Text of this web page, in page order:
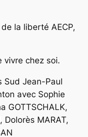
la liberté AECP,
vivre chez soi.
Sud Jean-Paul
avec Sophie
GOTTSCHALK,
Dolorès MARAT,